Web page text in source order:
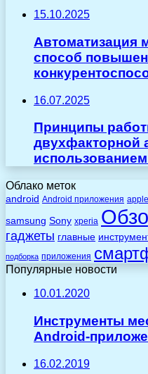
15.10.2025
Автоматизация
способ
16.07.2025
Принципы
двухфакторной
Облако меток
android Android приложения apple
samsung Sony xperia
гаджеты главные
подборка приложения
Популярные новости
10.01.2020
Инструменты
Android-
16.02.2019